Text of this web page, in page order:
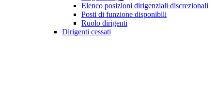
Elenco posizioni dirigenziali discrezionali
Posti di funzione disponibili
Ruolo dirigenti
Dirigenti cessati